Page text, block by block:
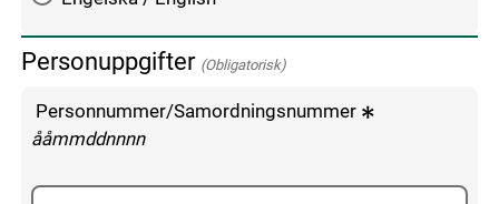
Personuppgifter (Obligatorisk)
Personnummer/Samordningsnummer
enligt följande mönster:
ååmmddnnnn